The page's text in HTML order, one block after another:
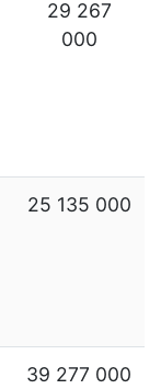
29 267
000
25 135 000
39 277 000